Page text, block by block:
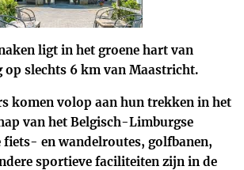
ligt in het groene hart van
op slechts 6 km van Maastricht.
komen volop aan hun trekken in het
van het Belgisch-Limburgse
fiets- en wandelroutes, golfbanen,
sportieve faciliteiten zijn in de